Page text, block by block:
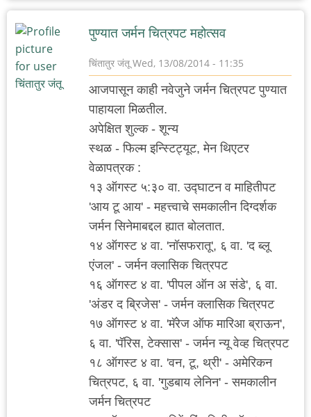
पुण्यात जर्मन चित्रपट महोत्सव
चिंतातुर जंतू Wed, 13/08/2014 - 11:35
आजपासून काही नवेजुने जर्मन चित्रपट पुण्यात
पाहायला मिळतील.
अपेक्षित शुल्क - शून्य
स्थळ - फिल्म इन्स्टिट्यूट, मेन थिएटर
वेळापत्रक :
१३ ऑगस्ट ५:३० वा. उद्घाटन व माहितीपट
'आय टू आय' - महत्त्वाचे समकालीन दिग्दर्शक
जर्मन सिनेमाबद्दल ह्यात बोलतात.
१४ ऑगस्ट ४ वा. 'नॉसफरातू', ६ वा. 'द ब्लू
एंजल' - जर्मन क्लासिक चित्रपट
१६ ऑगस्ट ४ वा. 'पीपल ऑन अ संडे', ६ वा.
'अंडर द ब्रिजेस' - जर्मन क्लासिक चित्रपट
१७ ऑगस्ट ४ वा. 'मॅरेज ऑफ मारिआ ब्राऊन',
६ वा. 'पॅरिस, टेक्सास' - जर्मन न्यू वेव्ह चित्रपट
१८ ऑगस्ट ४ वा. 'वन, टू, थ्री' - अमेरिकन
चित्रपट, ६ वा. 'गुडबाय लेनिन' - समकालीन
जर्मन चित्रपट